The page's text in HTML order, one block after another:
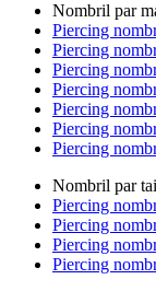
Nombril par
Piercing
Piercing
Piercing
Piercing
Piercing
Piercing
Piercing
Nombril par
Piercing
Piercing
Piercing
Piercing